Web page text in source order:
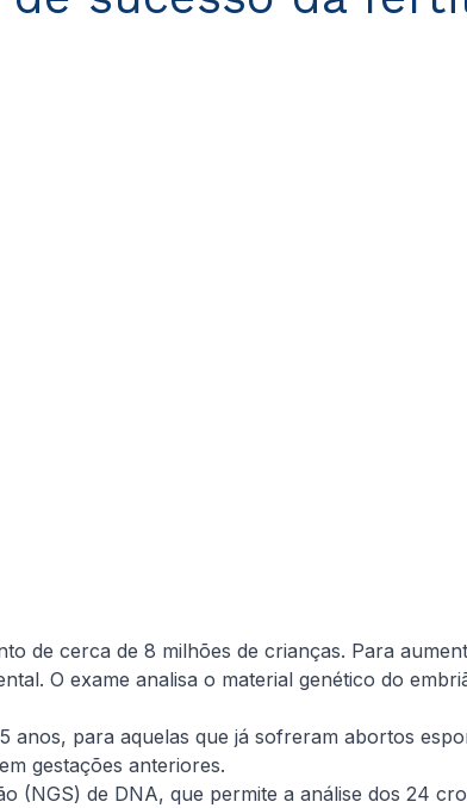
de cerca de 8 milhões de crianças. Para
O exame analisa o material genético do
para aquelas que já sofreram abortos
gestações anteriores.
(NGS) de DNA, que permite a análise dos 24